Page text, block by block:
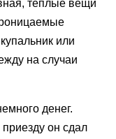
теплые вещи
или
на случаи
денег.
он сдал